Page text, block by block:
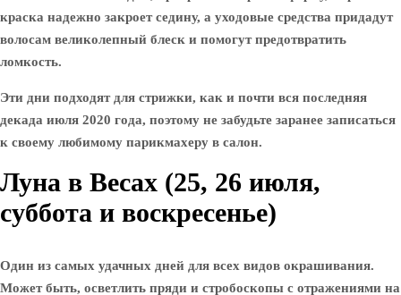
краска надежно закроет седину, а уходовые средства придадут
волосам великолепный блеск и помогут предотвратить
ломкость.
Эти дни подходят для стрижки, как и почти вся последняя
декада июля 2020 года, поэтому не забудьте заранее записаться
к своему любимому парикмахеру в салон.
Луна в Весах (25, 26 июля,
суббота и воскресенье)
Один из самых удачных дней для всех видов окрашивания.
Может быть, осветлить пряди и стробоскопы с отражениями на